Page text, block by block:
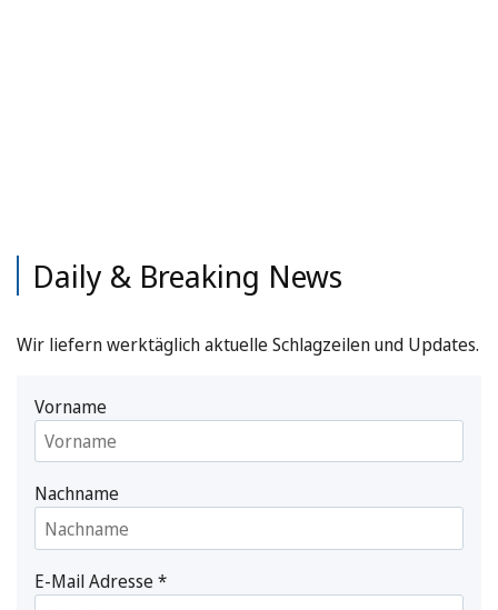
Daily & Breaking News
Wir liefern werktäglich aktuelle Schlagzeilen und Updates.
Vorname
Nachname
E-Mail Adresse*